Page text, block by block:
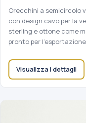
Orecchini a semicircolo
con design cavo per la
sterling e ottone come
pronto per
Visualizza i dettagli